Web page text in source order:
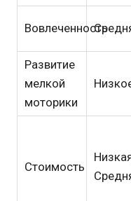
Вовлеченность
Развитие
мелкой
моторики
Стоимость